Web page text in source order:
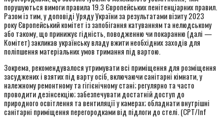
порушуються вимоги правила 19.3 Європейських пенітенціарних правил.
Разом із тим, у доповіді Уряду України за результатами візиту 2023
року Європейський комітет із запобігання катуванням та нелюдському
або такому, що принижує гідність, поводженню чи покаранню (далі —
Комітет) закликав українську владу вжити необхідних заходів для
поліпшення матеріальних умов тримання під вартою.
Зокрема, рекомендувалося утримувати всі приміщення для розміщення
засуджених і взятих під варту осіб, включаючи санітарні кімнати, у
належному ремонтному та гігієнічному стані; регулярно та часто
проводити дезінсекцію; забезпечувати достатній доступ до
природного освітлення та вентиляції у камерах; обладнати внутрішні
санітарні приміщення перегородками від підлоги до стелі. (CPT/Inf